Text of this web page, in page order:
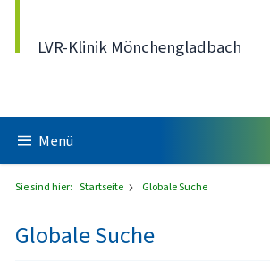
LVR-Klinik Mönchengladbach
Menü
Sie sind hier: Startseite Globale Suche
Globale Suche